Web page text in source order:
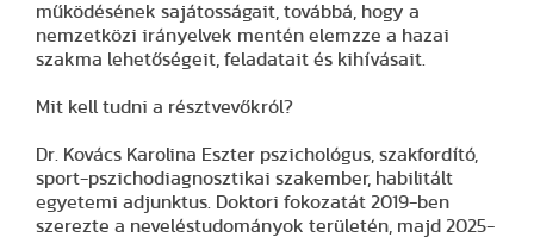
működésének sajátosságait, továbbá, hogy a
nemzetközi irányelvek mentén elemzze a hazai
szakma lehetőségeit, feladatait és kihívásait.
Mit kell tudni a résztvevőkról?
Dr. Kovács Karolina Eszter pszichológus, szakfordító,
sport-pszichodiagnosztikai szakember, habilitált
egyetemi adjunktus. Doktori fokozatát 2019-ben
szerezte a neveléstudományok területén, majd 2025-